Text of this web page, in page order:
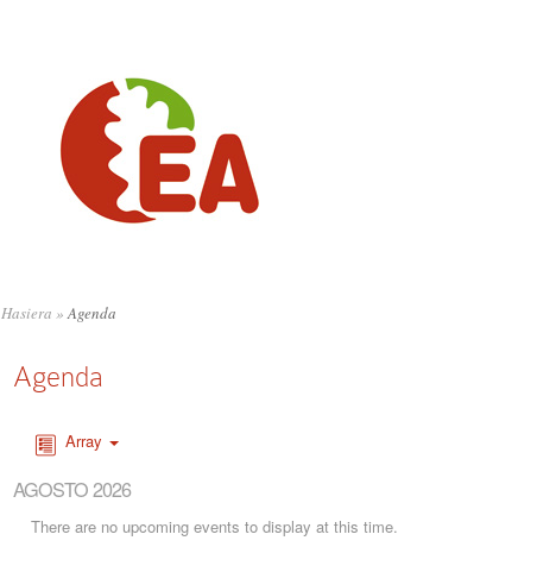
Hasiera »Agenda
Agenda
Array
AGOSTO 2026
There are no upcoming events to display at this time.